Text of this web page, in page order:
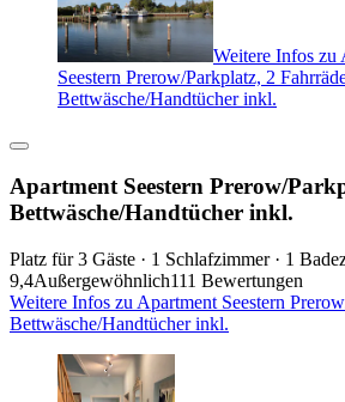
Weitere Infos zu
Seestern Prerow/Parkplatz, 2
Bettwäsche/Handtücher inkl.
Apartment Seestern Prerow/
Bettwäsche/Handtücher inkl.
Platz für 3 Gäste · 1 Schlafzimmer · 1
9,4Außergewöhnlich111 Bewertungen
Weitere Infos zu Apartment Seestern
Bettwäsche/Handtücher inkl.